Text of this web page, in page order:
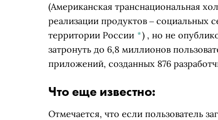
(Американская транснациональная
реализации продуктов ‒ социальных
территории России *) , но не
затронуть до 6,8 миллионов
приложений, созданных 876
Что еще известно:
Отмечается, что если пользователь